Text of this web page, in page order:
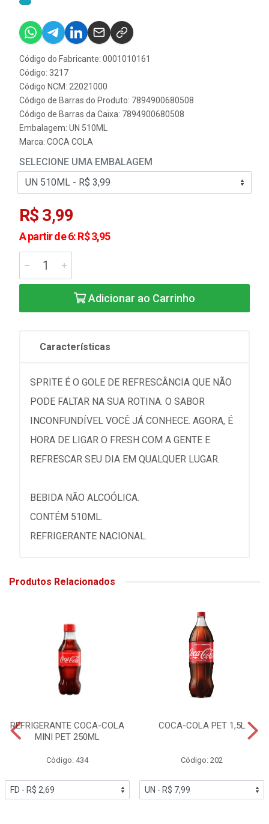
Código do Fabricante: 0001010161
Código: 3217
Código NCM: 22021000
Código de Barras do Produto: 7894900680508
Código de Barras da Caixa: 7894900680508
Embalagem: UN 510ML
Marca: COCA COLA
SELECIONE UMA EMBALAGEM
R$ 3,99
A partir de 6: R$ 3,95
Adicionar ao Carrinho
Características
SPRITE É O GOLE DE REFRESCÂNCIA QUE NÃO
PODE FALTAR NA SUA ROTINA. O SABOR
INCONFUNDÍVEL VOCÊ JÁ CONHECE. AGORA, É
HORA DE LIGAR O FRESH COM A GENTE E
REFRESCAR SEU DIA EM QUALQUER LUGAR.
BEBIDA NÃO ALCOÓLICA.
CONTÉM 510ML.
REFRIGERANTE NACIONAL.
Produtos Relacionados
REFRIGERANTE COCA-COLA
MINI PET 250ML
Código: 434
COCA-COLA PET 1,5L
Código: 202